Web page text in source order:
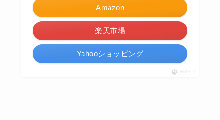
Amazon
楽天市場
Yahooショッピング
ポチップ